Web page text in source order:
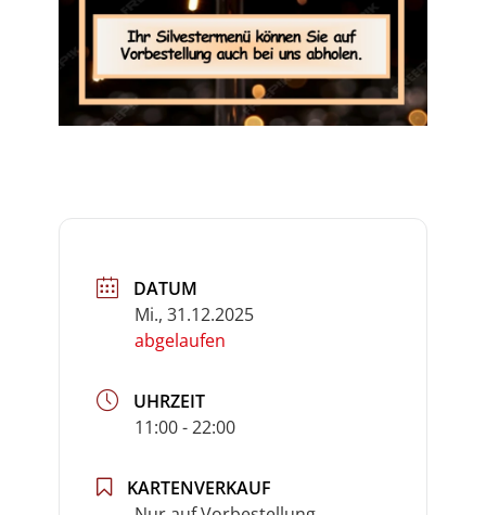
DATUM
Mi., 31.12.2025
abgelaufen
UHRZEIT
11:00 - 22:00
KARTENVERKAUF